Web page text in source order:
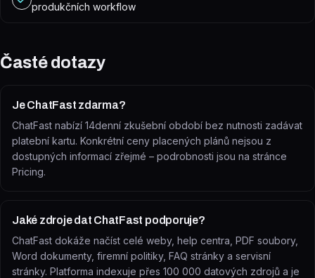
produkčních workflow
Časté dotazy
Je ChatFast zdarma?
ChatFast nabízí 14denní zkušební období bez nutnosti zadávat
platební kartu. Konkrétní ceny placených plánů nejsou z
dostupných informací zřejmé – podrobnosti jsou na stránce
Pricing.
Jaké zdroje dat ChatFast podporuje?
ChatFast dokáže načíst celé weby, help centra, PDF soubory,
Word dokumenty, firemní politiky, FAQ stránky a servisní
stránky. Platforma indexuje přes 100 000 datových zdrojů a je